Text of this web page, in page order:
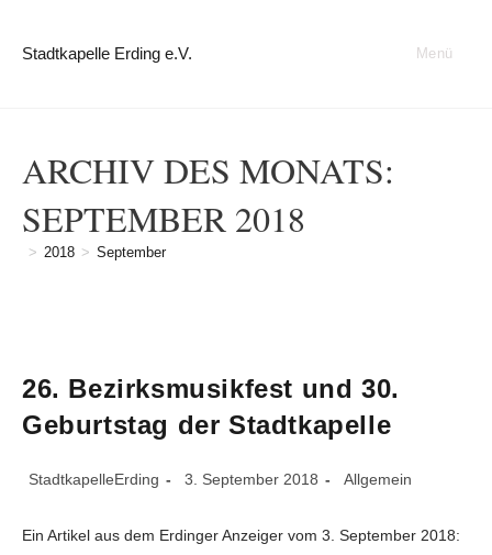
Stadtkapelle Erding e.V. Menü
ARCHIV DES MONATS:
SEPTEMBER 2018
> 2018 > September
26. Bezirksmusikfest und 30.
Geburtstag der Stadtkapelle
Beitrags-
StadtkapelleErding
Beitrag
3. September 2018
Beitrags-
Allgemein
Ein Artikel aus dem Erdinger Anzeiger vom 3. September 2018: